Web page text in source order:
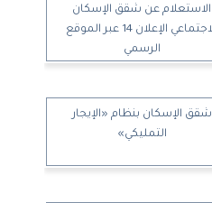
الاستعلام عن شقق الإسكان
الاجتماعي الإعلان 14 عبر الموقع
الرسمي
شقق الإسكان بنظام «الإيجار
التمليكي»